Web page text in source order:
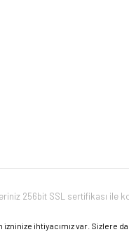
ihtiyacımız var. Sizlere
256bit SSL sertifikası ile